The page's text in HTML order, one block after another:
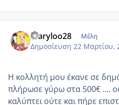
maryloo28 Μέλη
Δημοσίευση 22 Μαρτίου,
Η κολλητή μου έκανε σε
πλήρωσε γύρω στα 500€ ....
καλύπτει ούτε και πήρε